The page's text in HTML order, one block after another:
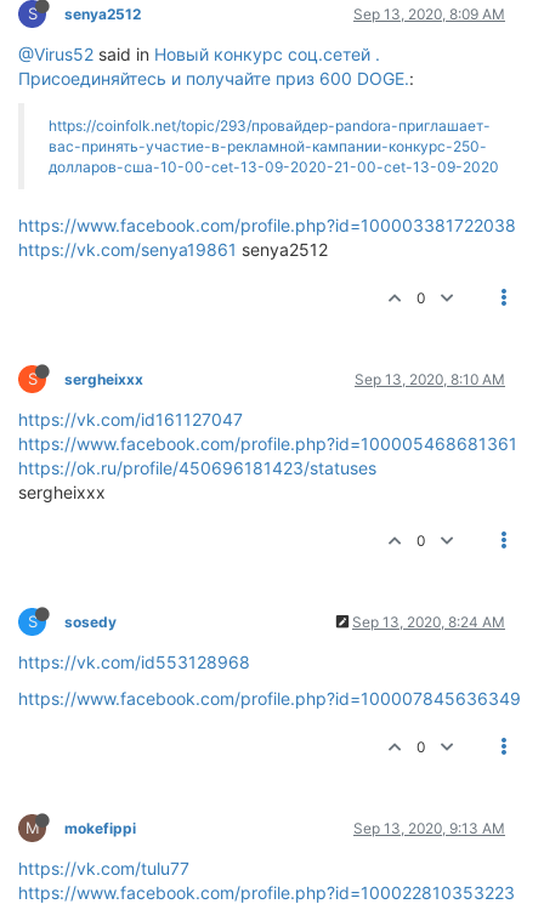
S senya2512 Sep 13, 2020, 8:09 AM
@Virus52 said in Новый конкурс соц.сетей .
Присоединяйтесь и получайте приз 600 DOGE.:
https://coinfolk.net/topic/293/провайдер-pandora-приглашает-
вас-принять-участие-в-рекламной-кампании-конкурс-250-
долларов-сша-10-00-cet-13-09-2020-21-00-cet-13-09-2020
https://www.facebook.com/profile.php?id=100003381722038
https://vk.com/senya19861 senya2512
0
S sergheixxx Sep 13, 2020, 8:10 AM
https://vk.com/id161127047
https://www.facebook.com/profile.php?id=100005468681361
https://ok.ru/profile/450696181423/statuses
sergheixxx
0
S sosedy Sep 13, 2020, 8:24 AM
https://vk.com/id553128968
https://www.facebook.com/profile.php?id=100007845636349
0
M mokefippi Sep 13, 2020, 9:13 AM
https://vk.com/tulu77
https://www.facebook.com/profile.php?id=100022810353223